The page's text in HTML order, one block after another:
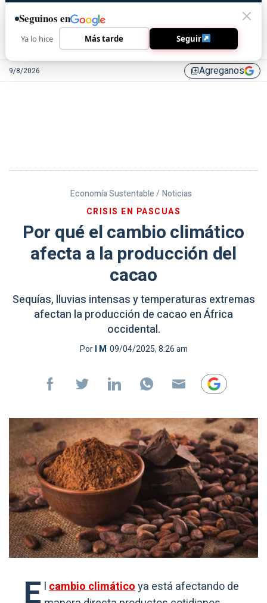
9/8/2026 library_addAgreganos
Economía Sustentable / Noticias
CRISIS EN PASCUAS
Por qué el cambio climático
afecta a la producción del
cacao
Sequías, lluvias intensas y temperaturas extremas
afectan la producción de cacao en África
occidental.
PorI M 09/04/2025, 8:26 am
lcambio climáticoya está afectando de
Seguinos en
Ya lo hice Más tarde Seguir